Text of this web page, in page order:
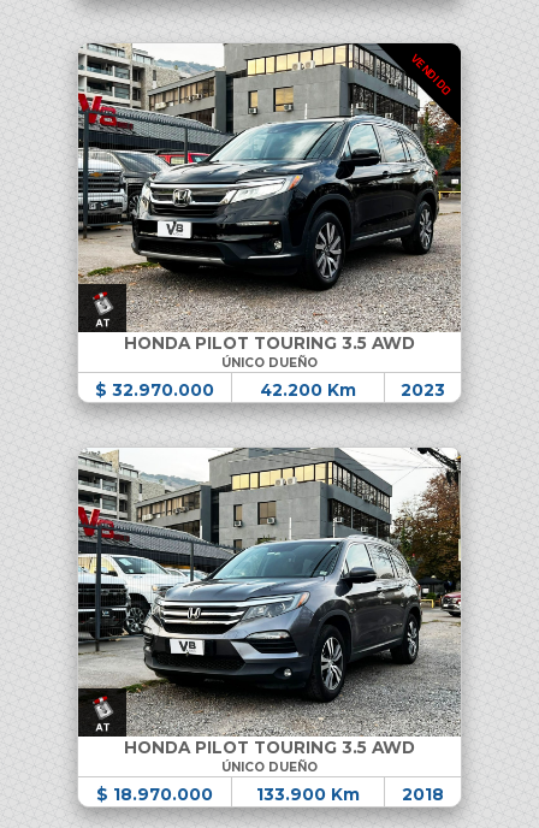
VENDIDO
HONDA PILOT TOURING 3.5 AWD
ÚNICO DUEÑO
$ 32.970.000 42.200 Km 2023
HONDA PILOT TOURING 3.5 AWD
ÚNICO DUEÑO
$ 18.970.000 133.900 Km 2018